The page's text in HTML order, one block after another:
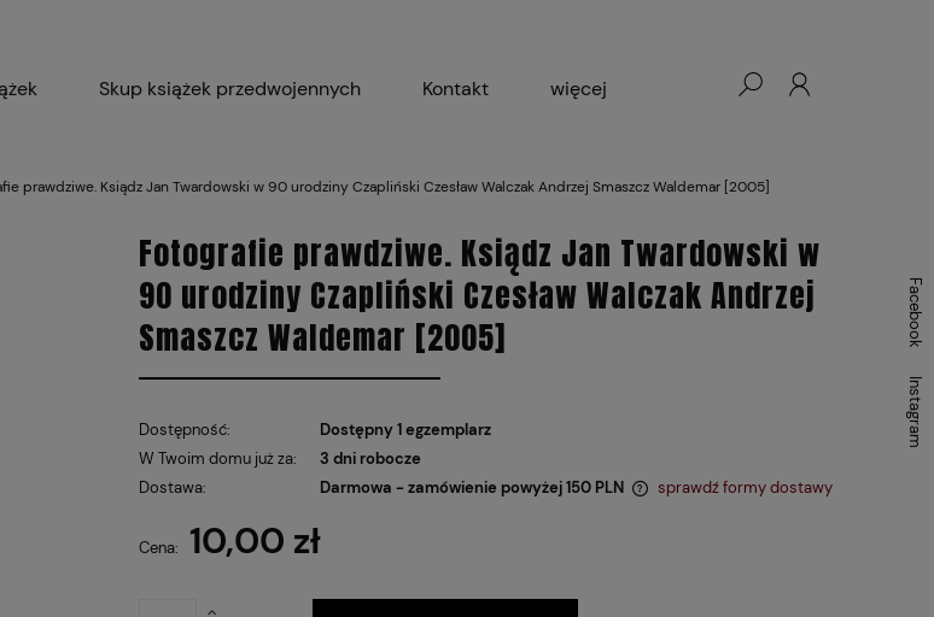
Skup książek przedwojennych Kontakt więcej
prawdziwe. Ksiądz Jan Twardowski w 90 urodziny Czapliński Czesław Walczak Andrzej Smaszcz Waldemar [2005]
Fotografie prawdziwe. Ksiądz Jan Twardowski w
90 urodziny Czapliński Czesław Walczak Andrzej
Smaszcz Waldemar [2005]
Dostępność:
Dostępny 1 egzemplarz
W Twoim domu już za:
3 dni robocze
Dostawa:
Darmowa - zamówienie powyżej 150 PLN sprawdź formy dostawy
Cena: 10,00 zł
Facebook
Instagram